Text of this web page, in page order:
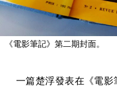
《電影筆記》第二期封面。
一篇楚浮發表在《電